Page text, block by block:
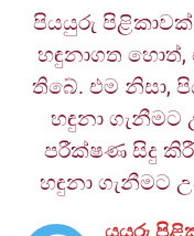
පියයුරු පිළිකාවක්
හඳුනාගත හොත්,
තිබේ. එම නිසා,
හඳුනා ගැනීමට
පරීක්ෂණ සිදු
හඳුනා ගැනීමට
යයුරු